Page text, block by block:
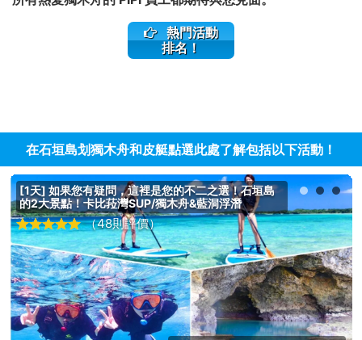
熱門活動
排名！
在石垣島划獨木舟和皮艇點選此處了解包括以下活動！
[1天] 如果您有疑問，這裡是您的不二之選！石垣島
的2大景點！卡比菈灣SUP/獨木舟&藍洞浮潛
（48則評價）